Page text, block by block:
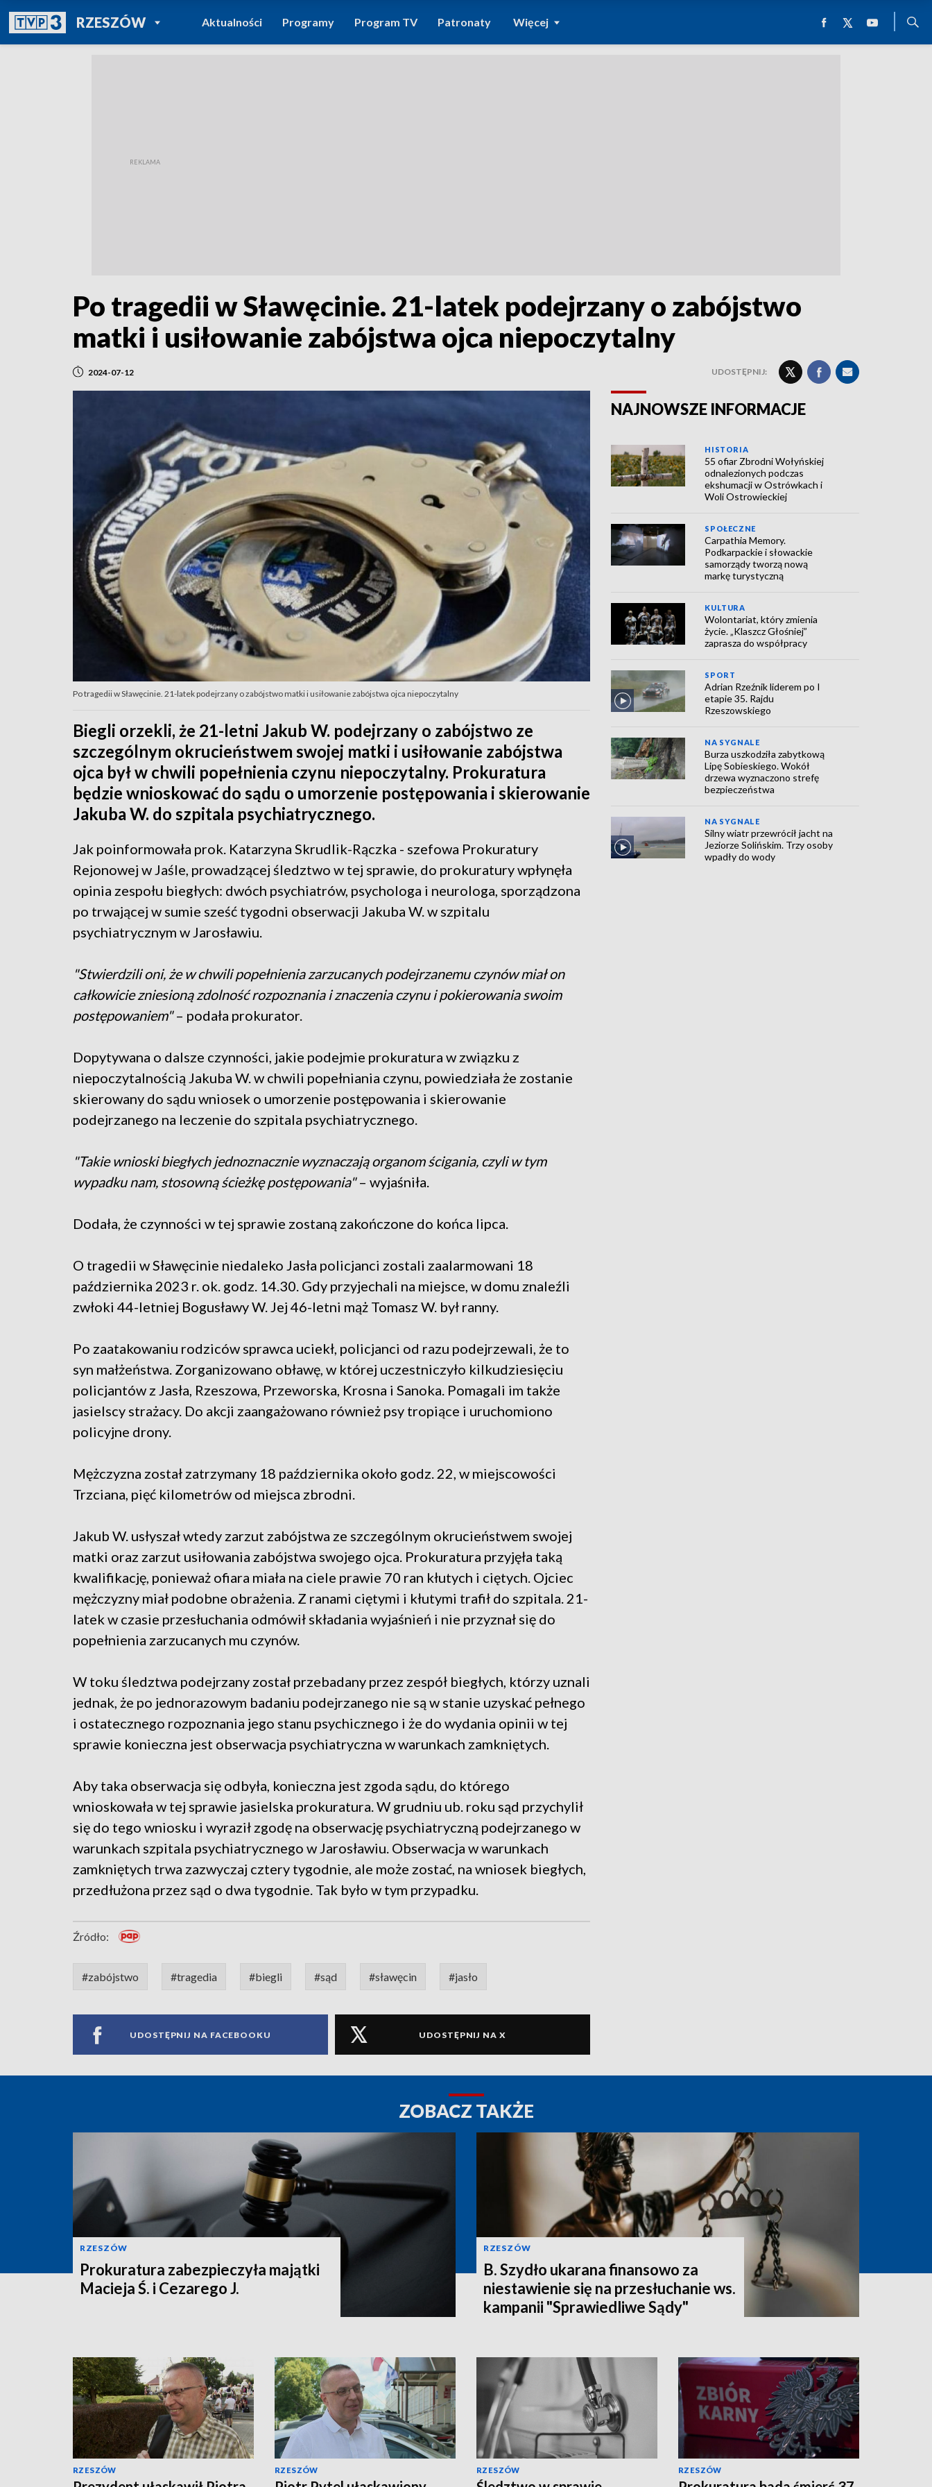
RZESZÓWPOWRÓT DO
TVP REGIONY
Aktualności Programy Program TV Patronaty Więcej
Po tragedii w Sławęcinie. 21-latek podejrzany o zabójstwo
matki i usiłowanie zabójstwa ojca niepoczytalny
2024-07-12 UDOSTĘPNIJ:
Po tragedii w Sławęcinie. 21-latek podejrzany o zabójstwo matki i usiłowanie zabójstwa ojca niepoczytalny
Biegli orzekli, że 21-letni Jakub W. podejrzany o zabójstwo ze
szczególnym okrucieństwem swojej matki i usiłowanie zabójstwa
ojca był w chwili popełnienia czynu niepoczytalny. Prokuratura
będzie wnioskować do sądu o umorzenie postępowania i skierowanie
Jakuba W. do szpitala psychiatrycznego.
Jak poinformowała prok. Katarzyna Skrudlik-Rączka - szefowa Prokuratury
Rejonowej w Jaśle, prowadzącej śledztwo w tej sprawie, do prokuratury wpłynęła
opinia zespołu biegłych: dwóch psychiatrów, psychologa i neurologa, sporządzona
po trwającej w sumie sześć tygodni obserwacji Jakuba W. w szpitalu
psychiatrycznym w Jarosławiu.
"Stwierdzili oni, że w chwili popełnienia zarzucanych podejrzanemu czynów miał on
całkowicie zniesioną zdolność rozpoznania i znaczenia czynu i pokierowania swoim
postępowaniem"– podała prokurator.
Dopytywana o dalsze czynności, jakie podejmie prokuratura w związku z
niepoczytalnością Jakuba W. w chwili popełniania czynu, powiedziała że zostanie
skierowany do sądu wniosek o umorzenie postępowania i skierowanie
podejrzanego na leczenie do szpitala psychiatrycznego.
"Takie wnioski biegłych jednoznacznie wyznaczają organom ścigania, czyli w tym
wypadku nam, stosowną ścieżkę postępowania"– wyjaśniła.
Dodała, że czynności w tej sprawie zostaną zakończone do końca lipca.
O tragedii w Sławęcinie niedaleko Jasła policjanci zostali zaalarmowani 18
października 2023 r. ok. godz. 14.30. Gdy przyjechali na miejsce, w domu znaleźli
zwłoki 44-letniej Bogusławy W. Jej 46-letni mąż Tomasz W. był ranny.
Po zaatakowaniu rodziców sprawca uciekł, policjanci od razu podejrzewali, że to
syn małżeństwa. Zorganizowano obławę, w której uczestniczyło kilkudziesięciu
policjantów z Jasła, Rzeszowa, Przeworska, Krosna i Sanoka. Pomagali im także
jasielscy strażacy. Do akcji zaangażowano również psy tropiące i uruchomiono
policyjne drony.
Mężczyzna został zatrzymany 18 października około godz. 22, w miejscowości
Trzciana, pięć kilometrów od miejsca zbrodni.
Jakub W. usłyszał wtedy zarzut zabójstwa ze szczególnym okrucieństwem swojej
matki oraz zarzut usiłowania zabójstwa swojego ojca. Prokuratura przyjęła taką
kwalifikację, ponieważ ofiara miała na ciele prawie 70 ran kłutych i ciętych. Ojciec
mężczyzny miał podobne obrażenia. Z ranami ciętymi i kłutymi trafił do szpitala. 21-
latek w czasie przesłuchania odmówił składania wyjaśnień i nie przyznał się do
popełnienia zarzucanych mu czynów.
W toku śledztwa podejrzany został przebadany przez zespół biegłych, którzy uznali
jednak, że po jednorazowym badaniu podejrzanego nie są w stanie uzyskać pełnego
i ostatecznego rozpoznania jego stanu psychicznego i że do wydania opinii w tej
sprawie konieczna jest obserwacja psychiatryczna w warunkach zamkniętych.
Aby taka obserwacja się odbyła, konieczna jest zgoda sądu, do którego
wnioskowała w tej sprawie jasielska prokuratura. W grudniu ub. roku sąd przychylił
się do tego wniosku i wyraził zgodę na obserwację psychiatryczną podejrzanego w
warunkach szpitala psychiatrycznego w Jarosławiu. Obserwacja w warunkach
zamkniętych trwa zazwyczaj cztery tygodnie, ale może zostać, na wniosek biegłych,
przedłużona przez sąd o dwa tygodnie. Tak było w tym przypadku.
Źródło:
#zabójstwo #tragedia #biegli #sąd #sławęcin #jasło
UDOSTĘPNIJ NA FACEBOOKU UDOSTĘPNIJ NA X
NAJNOWSZE INFORMACJE
HISTORIA
55 ofiar Zbrodni Wołyńskiej
odnalezionych podczas
ekshumacji w Ostrówkach i
Woli Ostrowieckiej
SPOŁECZNE
Carpathia Memory.
Podkarpackie i słowackie
samorządy tworzą nową
markę turystyczną
KULTURA
Wolontariat, który zmienia
życie. „Klaszcz Głośniej”
zaprasza do współpracy
SPORT
Adrian Rzeźnik liderem po I
etapie 35. Rajdu
Rzeszowskiego
NA SYGNALE
Burza uszkodziła zabytkową
Lipę Sobieskiego. Wokół
drzewa wyznaczono strefę
bezpieczeństwa
NA SYGNALE
Silny wiatr przewrócił jacht na
Jeziorze Solińskim. Trzy osoby
wpadły do wody
ZOBACZ TAKŻE
RZESZÓW
Prokuratura zabezpieczyła majątki
Macieja Ś. i Cezarego J.
RZESZÓW
B. Szydło ukarana finansowo za
niestawienie się na przesłuchanie ws.
kampanii "Sprawiedliwe Sądy"
RZESZÓW RZESZÓW RZESZÓW RZESZÓW